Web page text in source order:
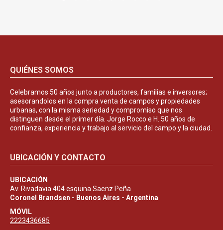
QUIÉNES SOMOS
Celebramos 50 años junto a productores, familias e inversores;
asesorandolos en la compra venta de campos y propiedades
urbanas, con la misma seriedad y compromiso que nos
distinguen desde el primer día. Jorge Rocco e H. 50 años de
confianza, experiencia y trabajo al servicio del campo y la ciudad.
UBICACIÓN Y CONTACTO
UBICACIÓN
Av. Rivadavia 404 esquina Saenz Peña
Coronel Brandsen - Buenos Aires - Argentina
MÓVIL
2223436685